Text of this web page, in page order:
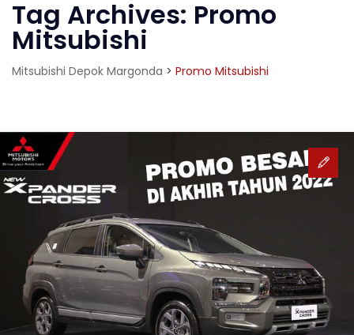
Tag Archives: Promo
Mitsubishi
Mitsubishi Depok Margonda > Promo Mitsubishi